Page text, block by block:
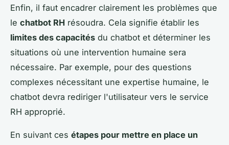
Enfin, il faut encadrer clairement les problèmes que
le chatbot RH résoudra. Cela signifie établir les
limites des capacités du chatbot et déterminer les
situations où une intervention humaine sera
nécessaire. Par exemple, pour des questions
complexes nécessitant une expertise humaine, le
chatbot devra rediriger l'utilisateur vers le service
RH approprié.
En suivant ces étapes pour mettre en place un